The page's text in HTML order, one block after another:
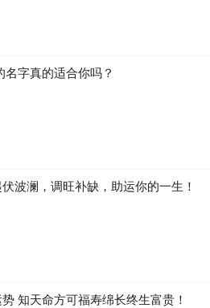
字真的适合你吗？
波澜，调旺补缺，助运你的一生！
知天命方可福寿绵长终生富贵！